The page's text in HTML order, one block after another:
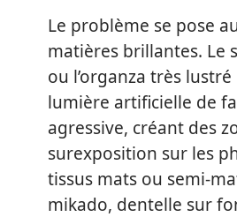
Le problème se pose
matières brillantes. Le
ou l’organza très
lumière artificielle de
agressive, créant des
surexposition sur les
tissus mats ou semi-
mikado, dentelle sur